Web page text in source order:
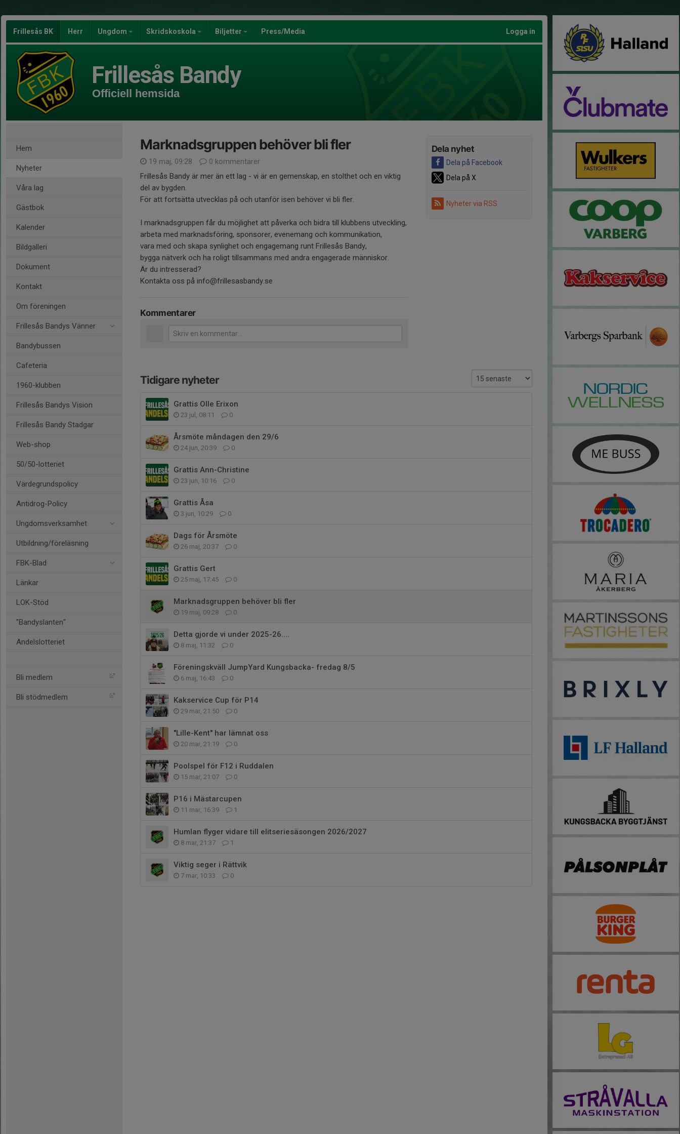
Frillesås BK Herr Ungdom Skridskoskola Biljetter Press/Media Logga in
Frillesås Bandy
Officiell hemsida
Hem
Nyheter
Våra lag
Gästbok
Kalender
Bildgalleri
Dokument
Kontakt
Om föreningen
Frillesås Bandys Vänner
Bandybussen
Cafeteria
1960-klubben
Frillesås Bandys Vision
Frillesås Bandy Stadgar
Web-shop
50/50-lotteriet
Värdegrundspolicy
Antidrog-Policy
Ungdomsverksamhet
Utbildning/föreläsning
FBK-Blad
Länkar
LOK-Stöd
"Bandyslanten"
Andelslotteriet
Bli medlem
Bli stödmedlem
Dela nyhet
Dela på Facebook
Dela på X
Nyheter via RSS
Marknadsgruppen behöver bli fler
19 maj, 09:28
0 kommentarer
Frillesås Bandy är mer än ett lag - vi är en gemenskap, en stolthet och en viktig
del av bygden.
För att fortsätta utvecklas på och utanför isen behöver vi bli fler.
I marknadsgruppen får du möjlighet att påverka och bidra till klubbens utveckling,
arbeta med marknadsföring, sponsorer, evenemang och kommunikation,
vara med och skapa synlighet och engagemang runt Frillesås Bandy,
bygga nätverk och ha roligt tillsammans med andra engagerade människor.
Är du intresserad?
Kontakta oss på info@frillesasbandy.se
Kommentarer
Tidigare nyheter
Grattis Olle Erixon
23 jul, 08:11 0
Årsmöte måndagen den 29/6
24 jun, 20:39 0
Grattis Ann-Christine
23 jun, 10:16 0
Grattis Åsa
3 jun, 10:29 0
Dags för Årsmöte
26 maj, 20:37 0
Grattis Gert
25 maj, 17:45 0
Marknadsgruppen behöver bli fler
19 maj, 09:28 0
Detta gjorde vi under 2025-26....
8 maj, 11:32 0
Föreningskväll JumpYard Kungsbacka- fredag 8/5
6 maj, 16:43 0
Kakservice Cup för P14
29 mar, 21:50 0
"Lille-Kent" har lämnat oss
20 mar, 21:19 0
Poolspel för F12 i Ruddalen
15 mar, 21:07 0
P16 i Mästarcupen
11 mar, 16:39 1
Humlan flyger vidare till elitseriesäsongen 2026/2027
8 mar, 21:37 1
Viktig seger i Rättvik
7 mar, 10:33 0